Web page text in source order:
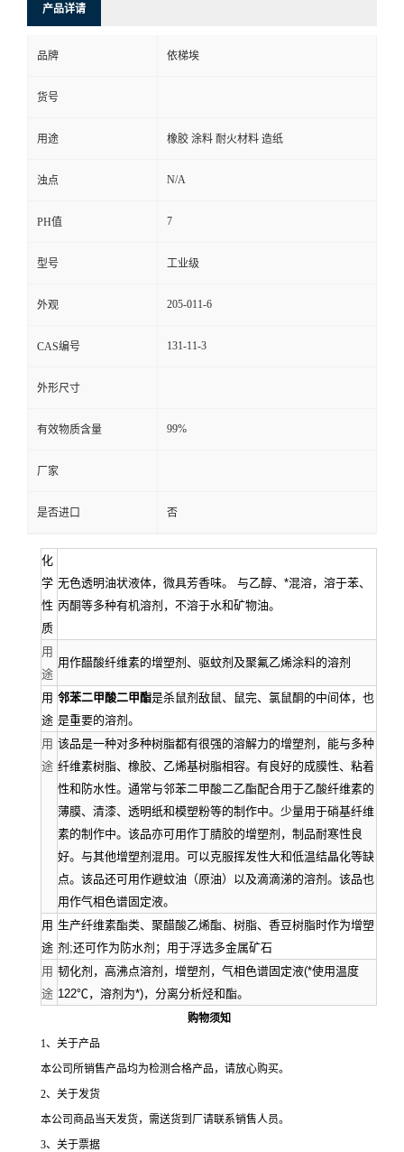
产品详请
品牌 依梯埃
货号
用途 橡胶 涂料 耐火材料 造纸
浊点 N/A
PH值 7
型号 工业级
外观 205-011-6
CAS编号 131-11-3
外形尺寸
有效物质含量 99%
厂家
是否进口 否
化
学
性
质
无色透明油状液体，微具芳香味。 与乙醇、*混溶，溶于苯、
丙酮等多种有机溶剂，不溶于水和矿物油。
用
途
用作醋酸纤维素的增塑剂、驱蚊剂及聚氟乙烯涂料的溶剂
用
途
邻苯二甲酸二甲酯是杀鼠剂敌鼠、鼠完、氯鼠酮的中间体，也
是重要的溶剂。
用
途
该品是一种对多种树脂都有很强的溶解力的增塑剂，能与多种
纤维素树脂、橡胶、乙烯基树脂相容。有良好的成膜性、粘着
性和防水性。通常与邻苯二甲酸二乙酯配合用于乙酸纤维素的
薄膜、清漆、透明纸和模塑粉等的制作中。少量用于硝基纤维
素的制作中。该品亦可用作丁腈胶的增塑剂，制品耐寒性良
好。与其他增塑剂混用。可以克服挥发性大和低温结晶化等缺
点。该品还可用作避蚊油（原油）以及滴滴涕的溶剂。该品也
用作气相色谱固定液。
用
途
生产纤维素酯类、聚醋酸乙烯酯、树脂、香豆树脂时作为增塑
剂;还可作为防水剂；用于浮选多金属矿石
用
途
韧化剂，高沸点溶剂，增塑剂，气相色谱固定液(*使用温度
122℃，溶剂为*)，分离分析烃和酯。
购物须知
1、关于产品
本公司所销售产品均为检测合格产品，请放心购买。
2、关于发货
本公司商品当天发货，需送货到厂请联系销售人员。
3、关于票据